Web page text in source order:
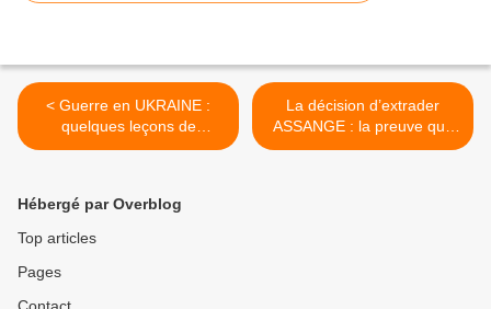
< Guerre en UKRAINE :
quelques leçons de
l’histoire… - Par Roland
La décision d’extrader
ASSANGE : la preuve que
les leçons de liberté de
Hébergé par Overblog
Top articles
Pages